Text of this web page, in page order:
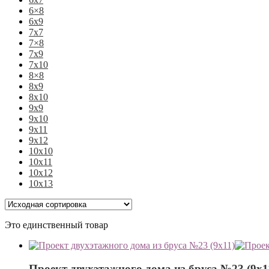
6×8
6х9
7х7
7×8
7х9
7х10
8×8
8х9
8х10
9х9
9х10
9х11
9х12
10х10
10х11
10х12
10х13
Это единственный товар